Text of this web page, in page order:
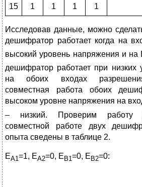
15 1 1 1 1
Исследовав данные, можно
дешифратор работает когда на
высокий уровень напряжения и на
дешифратор работает при низких
на обоих входах
совместная работа обоих
высоком уровне напряжения на
– низкий. Проверим работу
совместной работе двух
опыта сведены в таблице 2.
ЕА1=1, ЕА2=0, ЕВ1=0, ЕВ2=0: